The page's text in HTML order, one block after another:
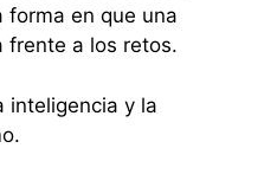
forma en que una
frente a los retos.
inteligencia y la